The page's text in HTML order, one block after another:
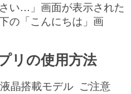
い…」画面が表示された
の「こんにちは」画
リの使用方法
晶搭載モデル ご注意